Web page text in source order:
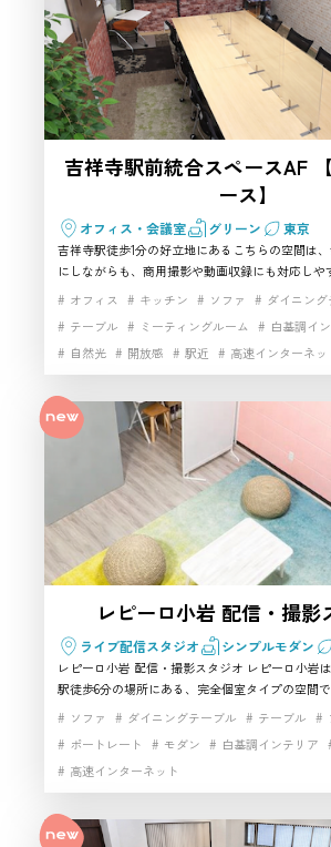
吉祥寺駅前統合スペースAF
ース】
オフィス・会議室 グリーン 東京
吉祥寺駅徒歩1分の好立地にあるこちらの空間は
にしながらも、商用撮影や動画収録にも対応しや
室です。Wi-Fiや有線LAN、モニター、スクリーン
ている方にもなじみやすい構成です。華美な演出
と機材環境を重視した撮影スタジオとして使いや
り・レクチャー収録にも向いています。駅近で押
候補です。
オフィス キッチン ソファ
ダイニン
テーブル
ミーティングルーム 白基調イ
自然光
開放感 駅近 高速インターネッ
レピーロ小岩 配信・撮影
ライブ配信スタジオ シンプルモダン
レピーロ小岩 配信・撮影スタジオ レピーロ小岩
駅徒歩6分の場所にある、完全個室タイプの空間で
画制作、物撮りなどに使いやすく、無料機材やWi-
のある内装は、幅広い演出になじみやすく、少人
ます。江戸川エリアで使いやすいハウススタジオ
配信環境も重視した撮影スタジオをお探しの方
ソファ ダイニングテーブル テーブル
ポートレート
モダン 白基調インテリア
高速インターネット